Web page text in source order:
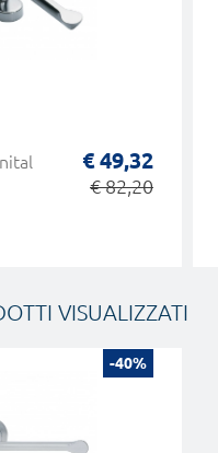
€ 49,32
€ 82,20
VISUALIZZATI
-40%